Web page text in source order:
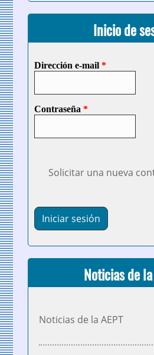
Inicio de
Dirección e-mail *
Contraseña *
Solicitar una nueva
Noticias de la
Noticias de la AEPT